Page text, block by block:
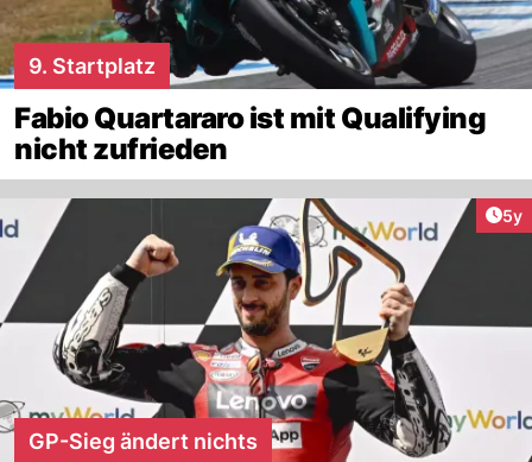
9. Startplatz
Fabio Quartararo ist mit Qualifying
nicht zufrieden
5y
GP-Sieg ändert nichts